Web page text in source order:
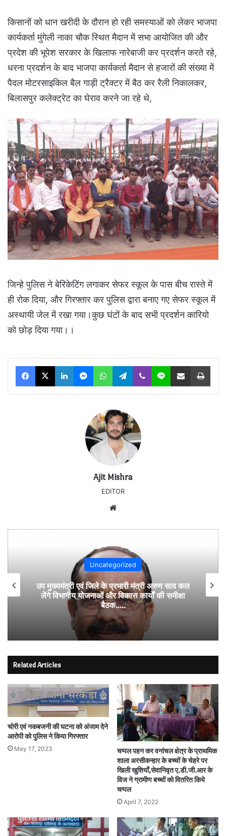
किसानों को धान खरीदी के दौरान हो रही समस्याओं को लेकर भाजपा
कार्यकर्ता मुंगेली नाका चौक स्थित मैदान में सभा आयोजित की और
प्रदेश की भूपेश सरकार के खिलाफ नारेबाजी कर प्रदर्शन करते रहे,
धरना प्रदर्शन के बाद भाजपा कार्यकर्ता मैदान से हजारों की संख्या में
पैदल मोटरसाइकिल बैल गाड़ी ट्रैक्टर में बैठ कर रैली निकालकर,
बिलासपुर कलेक्ट्रेट का घेराव करने जा रहे थे,
जिन्हे पुलिस ने बेरिकेटिंग लगाकर सेफर स्कूल के पास बीच रास्ते में
ही रोक दिया, और गिरफ्तार कर पुलिस द्वारा बनाए गए सेफर स्कूल में
अस्थायी जेल में रखा गया।कुछ घंटों के बाद सभी प्रदर्शन कारियो
को छोड़ दिया गया।।
Facebook
X LinkedInMessengerWhatsAppTelegram
Viber Line Share via Email Print
Ajit Mishra
EDITOR
Uncategorized
उप मुख्यमंत्री एवं जिले के प्रभारी मंत्री अरुण साव कल
लेंगे विभागीय योजनाओं और विकास कार्यों की समीक्षा
बैठक…..
Related Articles
चोरी एवं नकबजनी की घटना को अंजाम देने
आरोपी को पुलिस ने किया गिरफ्तार
May 17, 2023
चप्पल पहन कर वनांचल क्षेत्र के प्राथमिक
शाला अरसीकन्हार के बच्चों के चेहरे पर
खिली खुशियाँ,सेवानिवृत ए.डी.जी.आर के
विज ने ग्रामीण बच्चों को वितरित किये
चप्पल
April 7, 2022